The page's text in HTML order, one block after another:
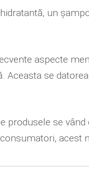
un
aspecte
se
produsele se
acest